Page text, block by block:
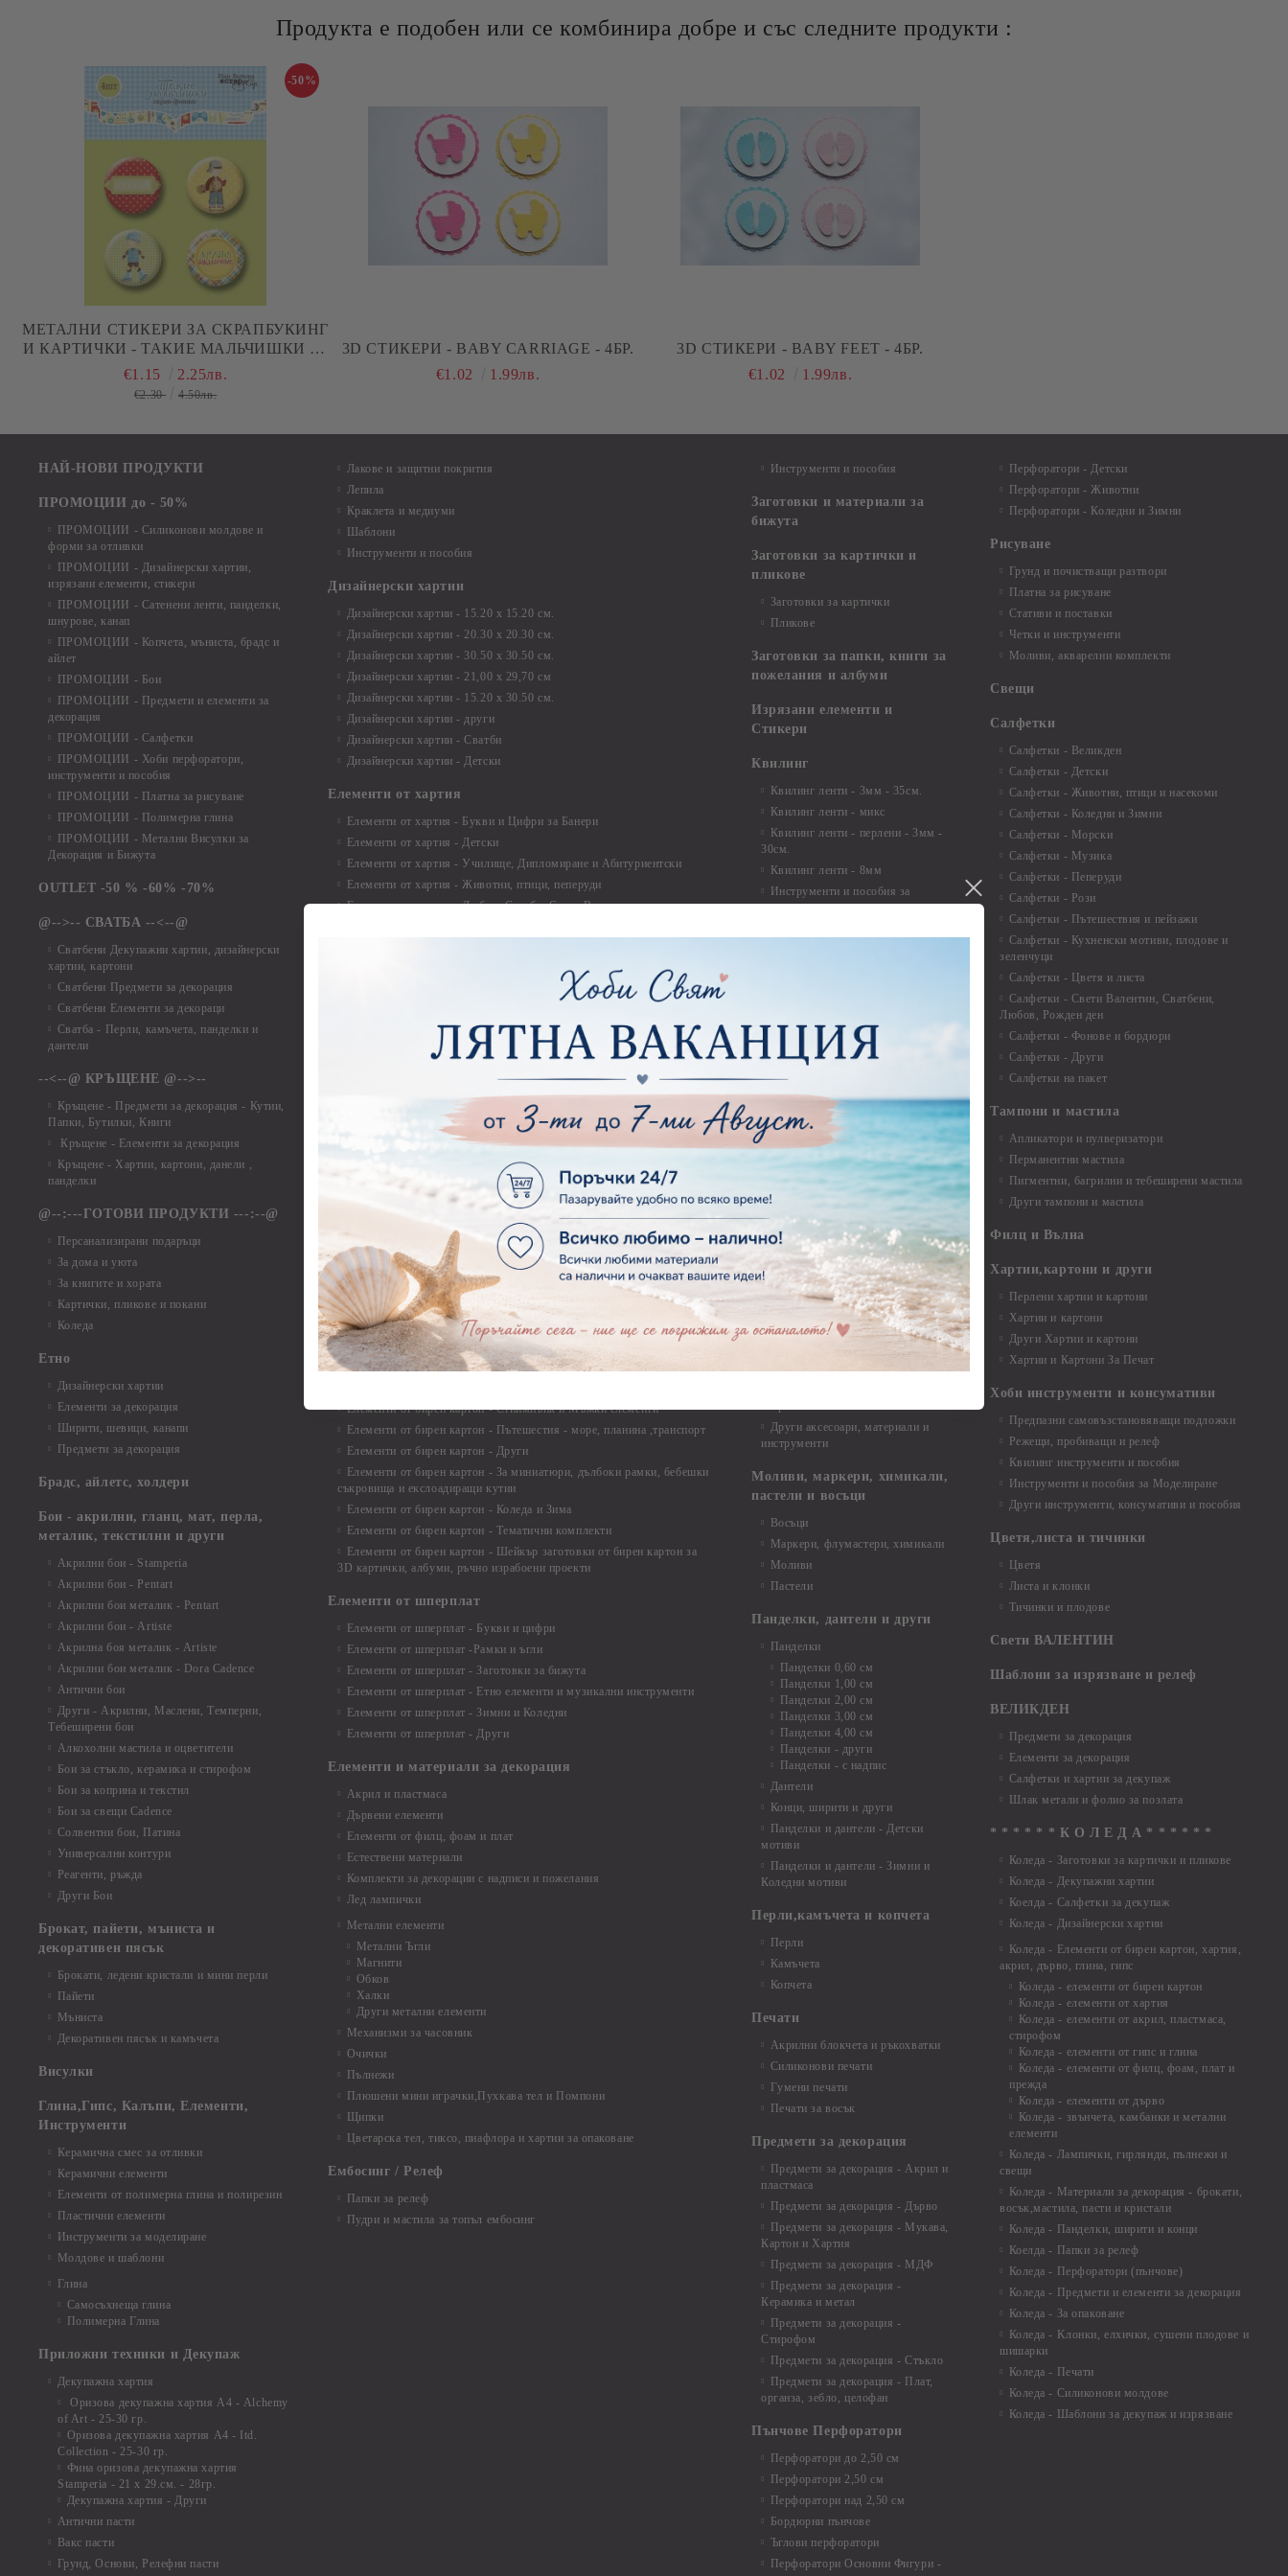
Продукта е подобен или се комбинира добре и със следните продукти :
МЕТАЛНИ СТИКЕРИ ЗА СКРАПБУКИНГ
И КАРТИЧКИ - ТАКИЕ МАЛЬЧИШКИ - 4
БР.
-50%
€1.15 2.25лв.
€2.30 4.50лв.
3D СТИКЕРИ - BABY CARRIAGE - 4БР.
€1.02
1.99лв.
3D СТИКЕРИ - BABY FEET - 4БР.
€1.02
1.99лв.
НАЙ-НОВИ ПРОДУКТИ
ПРОМОЦИИ до - 50%
ПРОМОЦИИ - Силиконови молдове и
форми за отливки
ПРОМОЦИИ - Дизайнерски хартии,
изрязани елементи, стикери
ПРОМОЦИИ - Сатенени ленти, панделки,
шнурове, канап
ПРОМОЦИИ - Копчета, мъниста, брадс и
айлет
ПРОМОЦИИ - Бои
ПРОМОЦИИ - Предмети и елементи за
декорация
ПРОМОЦИИ - Салфетки
ПРОМОЦИИ - Хоби перфоратори,
инструменти и пособия
ПРОМОЦИИ - Платна за рисуване
ПРОМОЦИИ - Полимерна глина
ПРОМОЦИИ - Метални Висулки за
Декорация и Бижута
OUTLET -50 % -60% -70%
@-->-- СВАТБА --<--@
Сватбени Декупажни хартии, дизайнерски
хартии, картони
Сватбени Предмети за декорация
Сватбени Елементи за декораци
Сватба - Перли, камъчета, панделки и
дантели
--<--@ КРЪЩЕНЕ @-->--
Кръщене - Предмети за декорация - Кутии,
Папки, Бутилки, Книги
Кръщене - Елементи за декорация
Кръщене - Хартии, картони, данели ,
панделки
@--:---ГОТОВИ ПРОДУКТИ ---:--@
Персанализирани подаръци
За дома и уюта
За книгите и хората
Картички, пликове и покани
Коледа
Етно
Дизайнерски хартии
Елементи за декорация
Ширити, шевици, канапи
Предмети за декорация
Брадс, айлетс, холдери
Бои - акрилни, гланц, мат, перла,
металик, текстилни и други
Акрилни бои - Stamperia
Акрилни бои - Pentart
Акрилни бои металик - Pentart
Акрилни бои - Artiste
Акрилна боя металик - Artiste
Акрилни бои металик - Dora Cadence
Антични бои
Други - Акрилни, Маслени, Темперни,
Тебеширени бои
Алкохолни мастила и оцветители
Бои за стъкло, керамика и стирофом
Бои за коприна и текстил
Бои за свещи Cadence
Солвентни бои, Патина
Универсални контури
Реагенти, ръжда
Други Бои
Брокат, пайети, мъниста и
декоративен пясък
Брокати, ледени кристали и мини перли
Пайети
Мъниста
Декоративен пясък и камъчета
Висулки
Глина,Гипс, Калъпи, Елементи,
Инструменти
Керамична смес за отливки
Керамични елементи
Елементи от полимерна глина и полирезин
Пластични елементи
Инструменти за моделиране
Молдове и шаблони
Глина
Самосъхнеща глина
Полимерна Глина
Приложни техники и Декупаж
Декупажна хартия
Оризова декупажна хартия А4 - Alchemy
of Art - 25-30 гр.
Оризова декупажна хартия А4 - Itd.
Collection - 25-30 гр.
Фина оризова декупажна хартия
Stamperia - 21 х 29.см. - 28гр.
Декупажна хартия - Други
Антични пасти
Вакс пасти
Грунд, Основи, Релефни пасти
Лакове и защитни покрития
Лепила
Краклета и медиуми
Шаблони
Инструменти и пособия
Дизайнерски хартии
Дизайнерски хартии - 15.20 х 15.20 см.
Дизайнерски хартии - 20.30 х 20.30 см.
Дизайнерски хартии - 30.50 х 30.50 см.
Дизайнерски хартии - 21,00 х 29,70 см
Дизайнерски хартии - 15.20 x 30.50 см.
Дизайнерски хартии - други
Дизайнерски хартии - Сватби
Дизайнерски хартии - Детски
Елементи от хартия
Елементи от хартия - Букви и Цифри за Банери
Елементи от хартия - Детски
Елементи от хартия - Училище, Дипломиране и Абитуриентски
Елементи от хартия - Животни, птици, пеперуди
Елементи от хартия - Любов, Сватба, Свети Валентин
Елементи от хартия - Цветя, листа и клони
Елементи от хартия - Морски
Елементи от хартия - Къщи, Врати, Прозорци, Огради, Фенери
Елементи то хартия - Такове, табелки, етикети
Елементи от хартия - Многопластови елементи
Елементи от хартия - Други
Елементи от хартия - Готови композиции
Елементи от хартия - Микс елементи
Елементи от хартия - Коледа и Зима
Елементи от бирен картон
Елементи от бирен картон - Декоративни рамки
Елементи от бирен картон - Надписи на български
Елементи от бирен картон - Ъгли и орнаменти
Елементи от бирен картон - Сватба
Елементи от бирен картон - Училище, Дипломиране и Завършване
Елементи от бирен картон - Бебшки и Детски елементи
Елементи от бирен картон - Стиймпънк и Мъжки елементи
Елементи от бирен картон - Пътешестия - море, планина ,транспорт
Елементи от бирен картон - Други
Елементи от бирен картон - За миниатюри, дълбоки рамки, бебешки
съкровища и екслоадиращи кутии
Елементи от бирен картон - Коледа и Зима
Елементи от бирен картон - Тематични комплекти
Елементи от бирен картон - Шейкър заготовки от бирен картон за
3D картички, албуми, ръчно израбоени проекти
Елементи от шперплат
Елементи от шперплат - Букви и цифри
Елементи от шперплат -Рамки и ъгли
Елементи от шперплат - Заготовки за бижута
Елементи от шперплат - Етно елементи и музикални инструменти
Елементи от шперплат - Зимни и Коледни
Елементи от шперплат - Други
Елементи и материали за декорация
Акрил и пластмаса
Дървени елементи
Елементи от филц, фоам и плат
Естествени материали
Комплекти за декорации с надписи и пожелания
Лед лампички
Метални елементи
Метални Ъгли
Магнити
Обков
Халки
Други метални елементи
Механизми за часовник
Очички
Пълнежи
Плюшени мини играчки,Пухкава тел и Помпони
Щипки
Цветарска тел, тиксо, пиафлора и хартии за опаковане
Ембосинг / Релеф
Папки за релеф
Пудри и мастила за топъл ембосинг
Инструменти и пособия
Заготовки и материали за
бижута
Заготовки за картички и
пликове
Заготовки за картички
Пликове
Заготовки за папки, книги за
пожелания и албуми
Изрязани елементи и
Стикери
Квилинг
Квилинг ленти - 3мм - 35см.
Квилинг ленти - микс
Квилинг ленти - перлени - 3мм -
30см.
Квилинг ленти - 8мм
Инструменти и пособия за
квилинг
Комплекти за декорация
Лепящи ленти
3D Повдигащи квадратчета и
ленти
Магнити
Силикон
Фото ъгли
Макраме Основи - до 6,00 см
Макраме Основи - 7,00 - 15,00 см
Макраме Основи - над 15,00 см
Макраме - Други материали
Опаковки
Мебелен обков и аксесоари
Други аксесоари, материали и
инструменти
Моливи, маркери, химикали,
пастели и восъци
Восъци
Маркери, флумастери, химикали
Моливи
Пастели
Панделки, дантели и други
Панделки
Панделки 0,60 см
Панделки 1,00 см
Панделки 2,00 см
Панделки 3,00 см
Панделки 4,00 см
Панделки - други
Панделки - с надпис
Дантели
Конци, ширити и други
Панделки и дантели - Детски
мотиви
Панделки и дантели - Зимни и
Коледни мотиви
Перли,камъчета и копчета
Перли
Камъчета
Копчета
Печати
Акрилни блокчета и ръкохватки
Силиконови печати
Гумени печати
Печати за восък
Предмети за декорация
Предмети за декорация - Акрил и
пластмаса
Предмети за декорация - Дърво
Предмети за декорация - Мукава,
Картон и Хартия
Предмети за декорация - МДФ
Предмети за декорация -
Керамика и метал
Предмети за декорация -
Стирофом
Предмети за декорация - Стъкло
Предмети за декорация - Плат,
органза, зебло, целофан
Пънчове Перфоратори
Перфоратори до 2,50 см
Перфоратори 2,50 см
Перфоратори над 2,50 см
Бордюрни пънчове
Ъглови перфоратори
Перфоратори Основни Фигури -
Перфоратори - Детски
Перфоратори - Животни
Перфоратори - Коледни и Зимни
Рисуване
Грунд и почистващи разтвори
Платна за рисуване
Стативи и поставки
Четки и инструменти
Моливи, акварелни комплекти
Свещи
Салфетки
Салфетки - Великден
Салфетки - Детски
Салфетки - Животни, птици и насекоми
Салфетки - Коледни и Зимни
Салфетки - Морски
Салфетки - Музика
Салфетки - Пеперуди
Салфетки - Рози
Салфетки - Пътешествия и пейзажи
Салфетки - Кухненски мотиви, плодове и
зеленчуци
Салфетки - Цветя и листа
Салфетки - Свети Валентин, Сватбени,
Любов, Рожден ден
Салфетки - Фонове и бордюри
Салфетки - Други
Салфетки на пакет
Тампони и мастила
Апликатори и пулверизатори
Перманентни мастила
Пигментни, багрилни и тебеширени мастила
Други тампони и мастила
Филц и Вълна
Хартии,картони и други
Перлени хартии и картони
Хартии и картони
Други Хартии и картони
Хартии и Картони За Печат
Хоби инструменти и консумативи
Предпазни самовъзстановяващи подложки
Режещи, пробиващи и релеф
Квилинг инструменти и пособия
Инструменти и пособия за Моделиране
Други инструменти, консумативи и пособия
Цветя,листа и тичинки
Цветя
Листа и клонки
Тичинки и плодове
Свети ВАЛЕНТИН
Шаблони за изрязване и релеф
ВЕЛИКДЕН
Предмети за декорация
Елементи за декорация
Салфетки и хартии за декупаж
Шлак метали и фолио за позлата
* * * * * * К О Л Е Д А * * * * * *
Коледа - Заготовки за картички и пликове
Коледа - Декупажни хартии
Коелда - Салфетки за декупаж
Коледа - Дизайнерски хартии
Коледа - Eлементи от бирен картон, хартия,
акрил, дърво, глина, гипс
Коледа - елементи от бирен картон
Коледа - елементи от хартия
Коледа - елементи от акрил, пластмаса,
стирофом
Коледа - елементи от гипс и глина
Коледа - елементи от филц, фоам, плат и
прежда
Коледа - елементи от дърво
Коледа - звънчета, камбанки и метални
елементи
Коледа - Лампички, гирлянди, пълнежи и
свещи
Коледа - Материали за декорация - брокати,
восък,мастила, пасти и кристали
Коледа - Панделки, ширити и конци
Коелда - Папки за релеф
Коледа - Перфоратори (пънчове)
Коледа - Предмети и елементи за декорация
Коледа - За опаковане
Коледа - Kлонки, елхички, сушени плодове и
шишарки
Коледа - Печати
Коледа - Силиконови молдове
Коледа - Шаблони за декупаж и изрязване